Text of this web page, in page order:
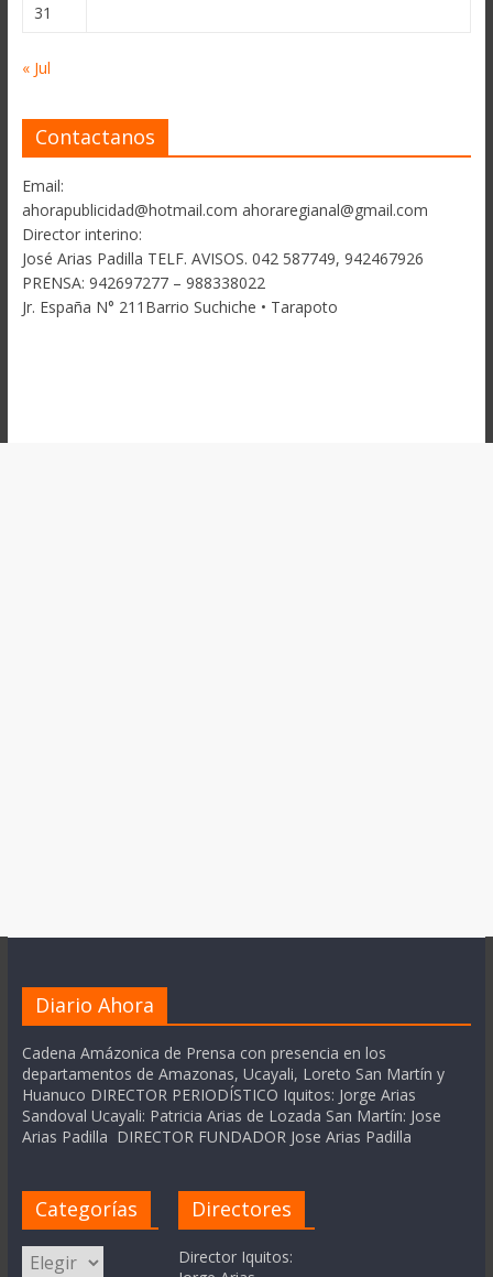
31
« Jul
Contactanos
Email:
ahorapublicidad@hotmail.com ahoraregianal@gmail.com
Director interino:
José Arias Padilla TELF. AVISOS. 042 587749, 942467926
PRENSA: 942697277 – 988338022
Jr. España N° 211Barrio Suchiche • Tarapoto
Diario Ahora
Cadena Amázonica de Prensa con presencia en los
departamentos de Amazonas, Ucayali, Loreto San Martín y
Huanuco DIRECTOR PERIODÍSTICO Iquitos: Jorge Arias
Sandoval Ucayali: Patricia Arias de Lozada San Martín: Jose
Arias Padilla DIRECTOR FUNDADOR Jose Arias Padilla
Categorías
Categorías
Directores
Director Iquitos: